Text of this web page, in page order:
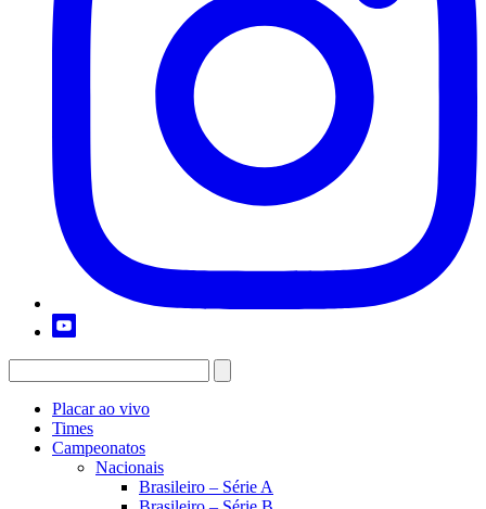
Placar ao vivo
Times
Campeonatos
Nacionais
Brasileiro – Série A